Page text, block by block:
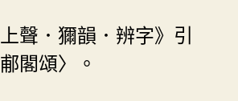
上聲．獮韻．辨字》引
閣頌〉。